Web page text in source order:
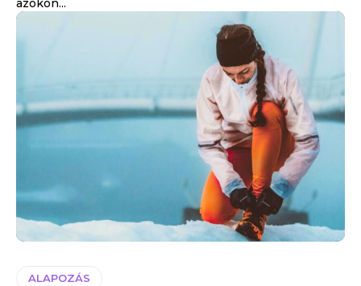
azokon...
ALAPOZÁS